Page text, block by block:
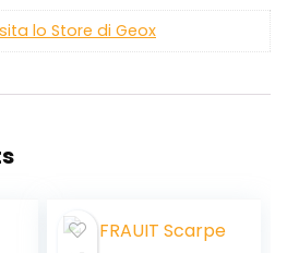
lo Store di Geox